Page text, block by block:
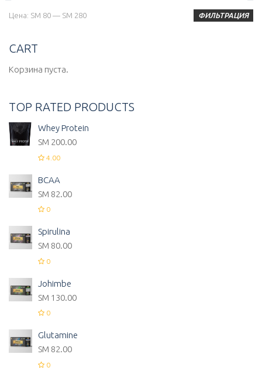
Минимальная
Максимальная
ФИЛЬТРАЦИЯ
Цена: ЅМ 80 — ЅМ 280
CART
Корзина пуста.
TOP RATED PRODUCTS
Whey Protein
ЅМ 200.00
4.00
BCAA
ЅМ 82.00
0
Spirulina
ЅМ 80.00
0
Johimbe
ЅМ 130.00
0
Glutamine
ЅМ 82.00
0